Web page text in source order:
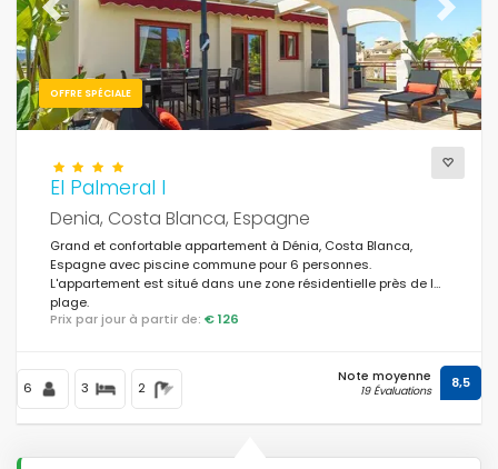
OFFRE SPÉCIALE
Previous Next
El Palmeral I
Denia, Costa Blanca, Espagne
Grand et confortable appartement à Dénia, Costa Blanca,
Espagne avec piscine commune pour 6 personnes.
L'appartement est situé dans une zone résidentielle près de la
plage.
Prix par jour à partir de: € 126
6 3 2
Note moyenne
19 Évaluations 8,5